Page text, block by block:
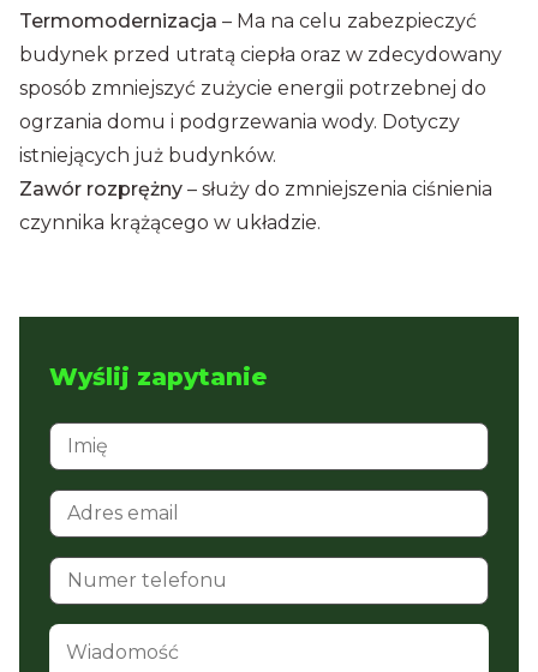
Termomodernizacja – Ma na celu zabezpieczyć
budynek przed utratą ciepła oraz w zdecydowany
sposób zmniejszyć zużycie energii potrzebnej do
ogrzania domu i podgrzewania wody. Dotyczy
istniejących już budynków.
Zawór rozprężny – służy do zmniejszenia ciśnienia
czynnika krążącego w układzie.
Wyślij zapytanie